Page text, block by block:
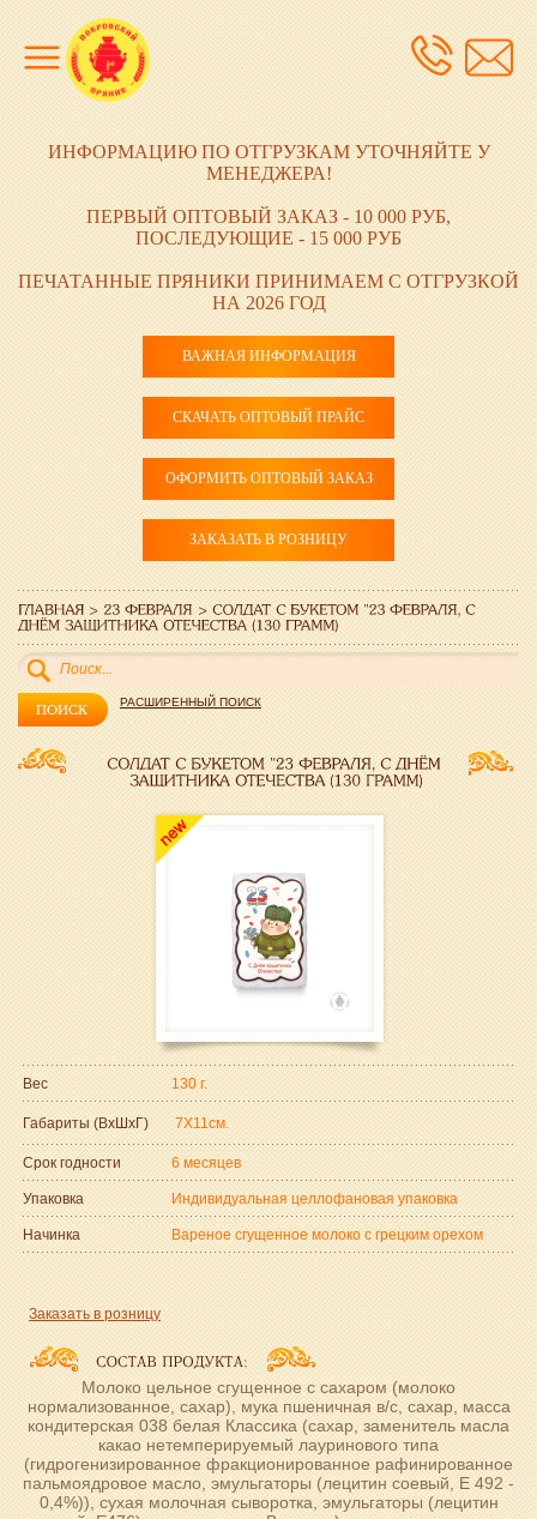
ИНФОРМАЦИЮ ПО ОТГРУЗКАМ УТОЧНЯЙТЕ У
МЕНЕДЖЕРА!
ПЕРВЫЙ ОПТОВЫЙ ЗАКАЗ - 10 000 РУБ,
ПОСЛЕДУЮЩИЕ - 15 000 РУБ
ПЕЧАТАННЫЕ ПРЯНИКИ ПРИНИМАЕМ С ОТГРУЗКОЙ
НА 2026 ГОД
ВАЖНАЯ ИНФОРМАЦИЯ
СКАЧАТЬ ОПТОВЫЙ ПРАЙС
ОФОРМИТЬ ОПТОВЫЙ ЗАКАЗ
ЗАКАЗАТЬ В РОЗНИЦУ
РАСШИРЕННЫЙ ПОИСК
Вес 130 г.
Габариты (ВxШxГ) 7Х11см.
Срок годности 6 месяцев
Упаковка Индивидуальная целлофановая упаковка
Начинка Вареное сгущенное молоко с грецким орехом
Заказать в розницу
Молоко цельное сгущенное с сахаром (молоко
нормализованное, сахар), мука пшеничная в/с, сахар, масса
кондитерская 038 белая Классика (сахар, заменитель масла
какао нетемперируемый лауринового типа
(гидрогенизированное фракционированное рафинированное
пальмоядровое масло, эмульгаторы (лецитин соевый, Е 492 -
0,4%)), сухая молочная сыворотка, эмульгаторы (лецитин